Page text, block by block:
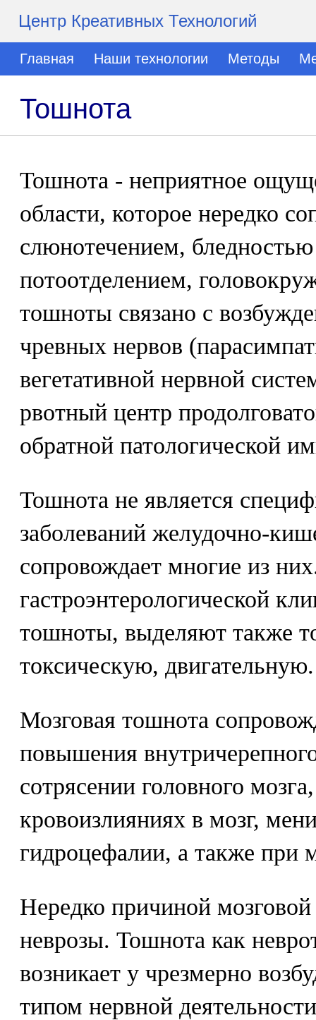
Центр Креативных Технологий
Главная Наши технологии Методы
Тошнота
Тошнота - неприятное
области, которое нередко
слюнотечением,
потоотделением,
тошноты связано с
чревных нервов
вегетативной нервной
рвотный центр
обратной патологической
Тошнота не является
заболеваний желудочно-
сопровождает многие из
гастроэнтерологической
тошноты, выделяют также
токсическую, двигательную.
Мозговая тошнота
повышения
сотрясении головного
кровоизлияниях в мозг,
гидроцефалии, а также при
Нередко причиной
неврозы. Тошнота как
возникает у чрезмерно
типом нервной